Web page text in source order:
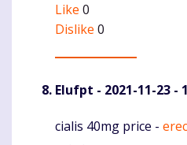
Like 0
Dislike 0
Elufpt - 2021-11-23 -
Komentaras
cialis 40mg price -